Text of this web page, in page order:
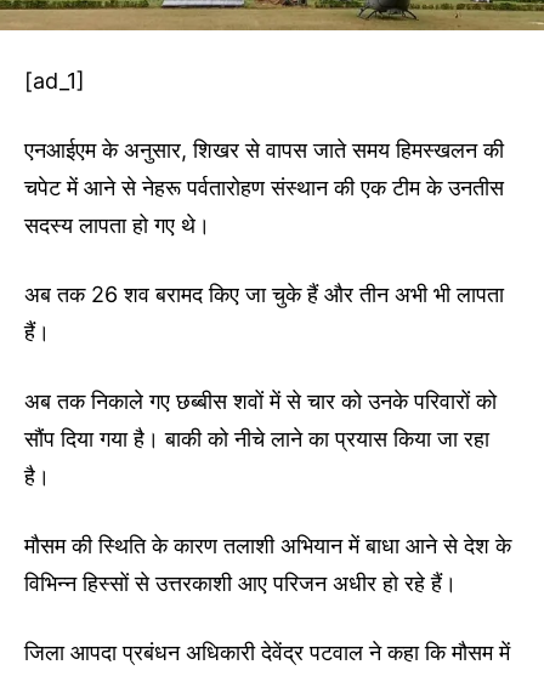
[ad_1]
एनआईएम के अनुसार, शिखर से वापस जाते समय हिमस्खलन की
चपेट में आने से नेहरू पर्वतारोहण संस्थान की एक टीम के उनतीस
सदस्य लापता हो गए थे।
अब तक 26 शव बरामद किए जा चुके हैं और तीन अभी भी लापता
हैं।
अब तक निकाले गए छब्बीस शवों में से चार को उनके परिवारों को
सौंप दिया गया है। बाकी को नीचे लाने का प्रयास किया जा रहा
है।
मौसम की स्थिति के कारण तलाशी अभियान में बाधा आने से देश के
विभिन्न हिस्सों से उत्तरकाशी आए परिजन अधीर हो रहे हैं।
जिला आपदा प्रबंधन अधिकारी देवेंद्र पटवाल ने कहा कि मौसम में